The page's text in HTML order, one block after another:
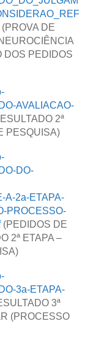
(PROVA DE
DOS PEDIDOS
AVALIACAO-
2ª
PESQUISA)
DO-
A-2a-ETAPA-
PROCESSO-
(PEDIDOS DE
2ª ETAPA –
3a-ETAPA-
3ª
(PROCESSO